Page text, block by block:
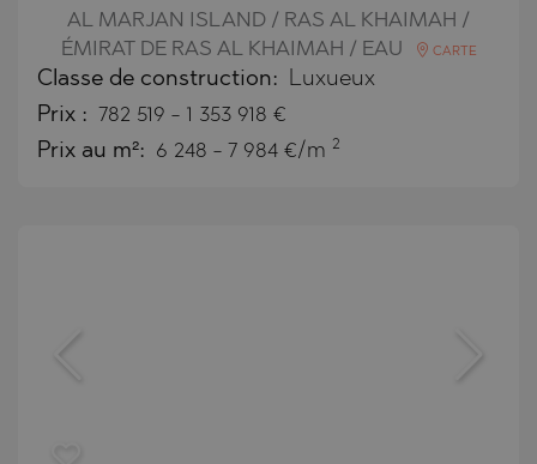
AL MARJAN ISLAND / RAS AL KHAIMAH /
ÉMIRAT DE RAS AL KHAIMAH / EAU
CARTE
Classe de construction: Luxueux
Prix : 782 519 - 1 353 918 €
Prix au m²: 6 248 - 7 984 €/m 2